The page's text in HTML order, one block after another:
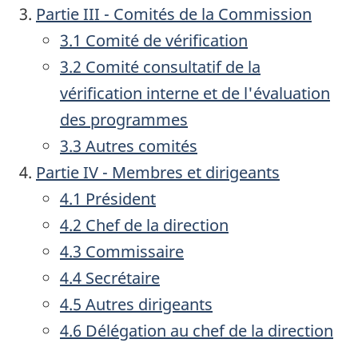
Partie III - Comités de la Commission
3.1 Comité de vérification
3.2 Comité consultatif de la
vérification interne et de l'évaluation
des programmes
3.3 Autres comités
Partie IV - Membres et dirigeants
4.1 Président
4.2 Chef de la direction
4.3 Commissaire
4.4 Secrétaire
4.5 Autres dirigeants
4.6 Délégation au chef de la direction